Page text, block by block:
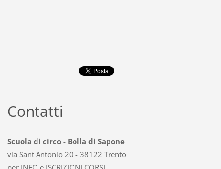
Contatti
Scuola di circo - Bolla di Sapone
via Sant Antonio 20 - 38122 Trento